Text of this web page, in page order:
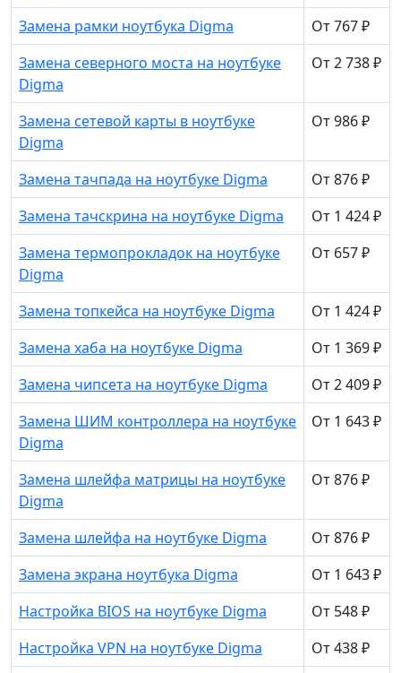
Замена рамки ноутбука Digma
От 767 ₽
Замена северного моста на ноутбуке
Digma
От 2 738 ₽
Замена сетевой карты в ноутбуке
Digma
От 986 ₽
Замена тачпада на ноутбуке Digma
От 876 ₽
Замена тачскрина на ноутбуке Digma
От 1 424 ₽
Замена термопрокладок на ноутбуке
Digma
От 657 ₽
Замена топкейса на ноутбуке Digma
От 1 424 ₽
Замена хаба на ноутбуке Digma
От 1 369 ₽
Замена чипсета на ноутбуке Digma
От 2 409 ₽
Замена ШИМ контроллера на ноутбуке
Digma
От 1 643 ₽
Замена шлейфа матрицы на ноутбуке
Digma
От 876 ₽
Замена шлейфа на ноутбуке Digma
От 876 ₽
Замена экрана ноутбука Digma
От 1 643 ₽
Настройка BIOS на ноутбуке Digma
От 548 ₽
Настройка VPN на ноутбуке Digma
От 438 ₽